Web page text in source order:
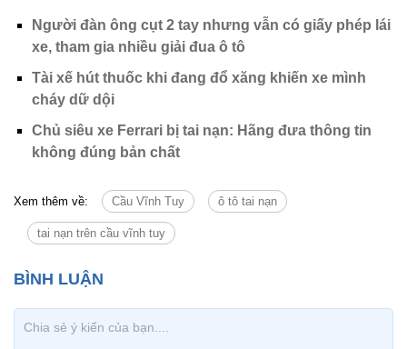
Người đàn ông cụt 2 tay nhưng vẫn có giấy phép lái
xe, tham gia nhiều giải đua ô tô
Tài xế hút thuốc khi đang đổ xăng khiến xe mình
cháy dữ dội
Chủ siêu xe Ferrari bị tai nạn: Hãng đưa thông tin
không đúng bản chất
Xem thêm về: Cầu Vĩnh Tuy ô tô tai nạn
tai nạn trên cầu vĩnh tuy